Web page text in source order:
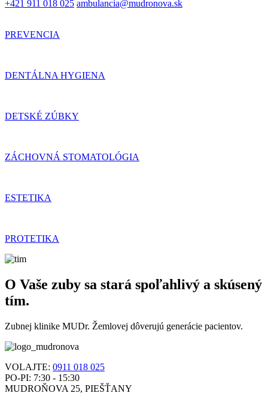
+421 911 018 025 ambulancia@mudronova.sk
PREVENCIA
DENTÁLNA HYGIENA
DETSKÉ ZÚBKY
ZÁCHOVNÁ STOMATOLÓGIA
ESTETIKA
PROTETIKA
O Vaše zuby sa stará spoľahlivý a skúsený
tím.
Zubnej klinike MUDr. Žemlovej dôverujú generácie pacientov.
VOLAJTE: 0911 018 025
PO-PI: 7:30 - 15:30
MUDROŇOVA 25, PIEŠŤANY